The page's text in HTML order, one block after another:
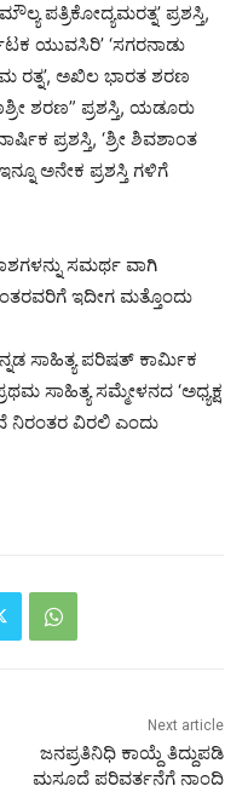
ಪತ್ರಿಕೋದ್ಯಮರತ್ನ’ ಪ್ರಶಸ್ತಿ,
ಯುವಸಿರಿ’ ‘ಸಗರನಾಡು
ರತ್ನ’, ಅಖಿಲ ಭಾರತ ಶರಣ
ಶರಣ” ಪ್ರಶಸ್ತಿ, ಯಡೂರು
ಪ್ರಶಸ್ತಿ, ‘ಶ್ರೀ ಶಿವಶಾಂತ
ಅನೇಕ ಪ್ರಶಸ್ತಿ ಗಳಿಗೆ
ಸಮರ್ಥ ವಾಗಿ
ಇದೀಗ ಮತ್ತೊಂದು
ಸಾಹಿತ್ಯ ಪರಿಷತ್ ಕಾರ್ಮಿಕ
ಸಾಹಿತ್ಯ ಸಮ್ಮೇಳನದ ‘ಅಧ್ಯಕ್ಷ
ನಿರಂತರ ವಿರಲಿ ಎಂದು
Next article
ಜನಪ್ರತಿನಿಧಿ ಕಾಯ್ದೆ ತಿದ್ದುಪಡಿ
ಮಸೂದೆ ಪರಿವರ್ತನೆಗೆ ನಾಂದಿ